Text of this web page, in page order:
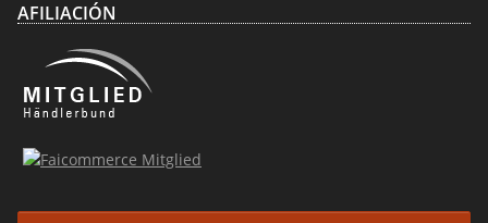
AFILIACIÓN